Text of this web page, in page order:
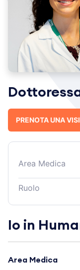
PRENOTA UNA
Area Medica
Ruolo
Io in
Area Medica